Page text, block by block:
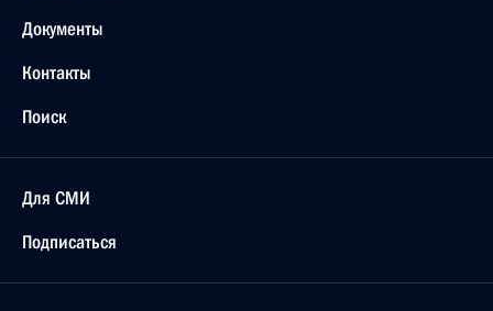
Документы
Контакты
Поиск
Для СМИ
Подписаться